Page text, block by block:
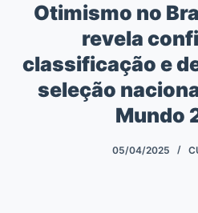
Otimismo no
revela
classificação e
seleção
Mundo
05/04/2025